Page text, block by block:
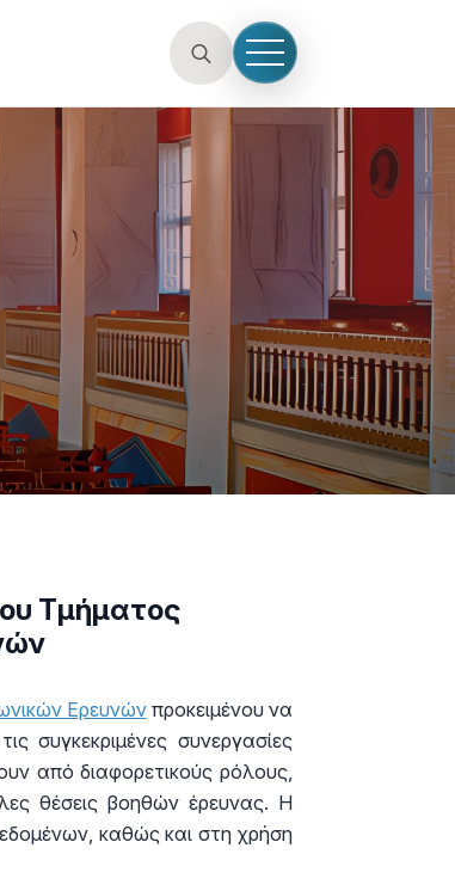
for:
for:
Τμήματος
Ερευνώνπροκειμένου να
συγκεκριμένες συνεργασίες
από διαφορετικούς ρόλους,
θέσεις βοηθών έρευνας. Η
καθώς και στη χρήση